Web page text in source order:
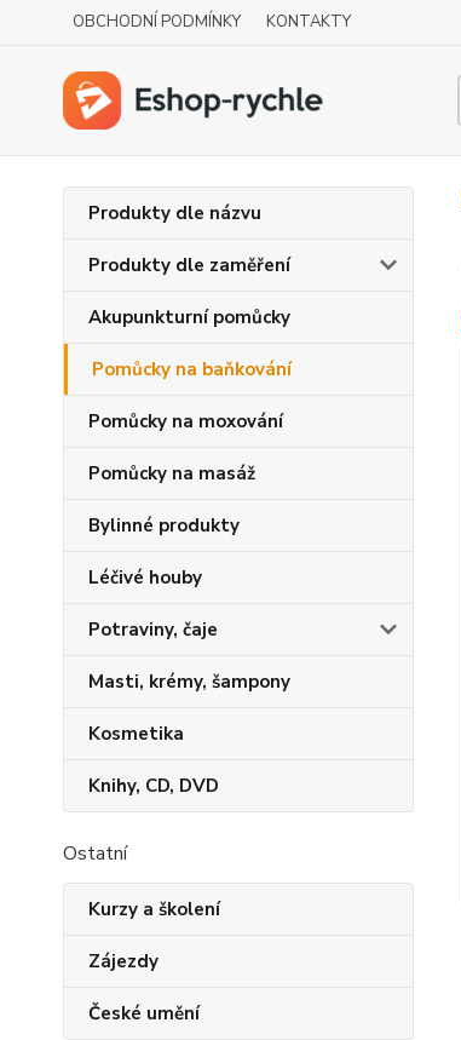
OBCHODNÍ PODMÍNKY KONTAKTY
Produkty dle názvu
Produkty dle zaměření
Akupunkturní pomůcky
Pomůcky na baňkování
Pomůcky na moxování
Pomůcky na masáž
Bylinné produkty
Léčivé houby
Potraviny, čaje
Masti, krémy, šampony
Kosmetika
Knihy, CD, DVD
Ostatní
Kurzy a školení
Zájezdy
České umění